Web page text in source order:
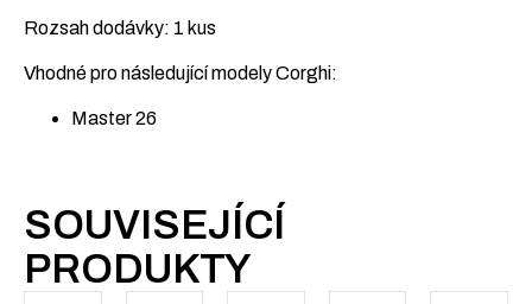
Rozsah dodávky: 1 kus
Vhodné pro následující modely Corghi:
Master 26
SOUVISEJÍCÍ
PRODUKTY